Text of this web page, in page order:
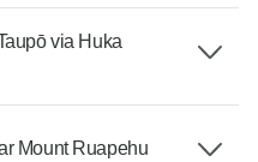
via Huka
Mount Ruapehu